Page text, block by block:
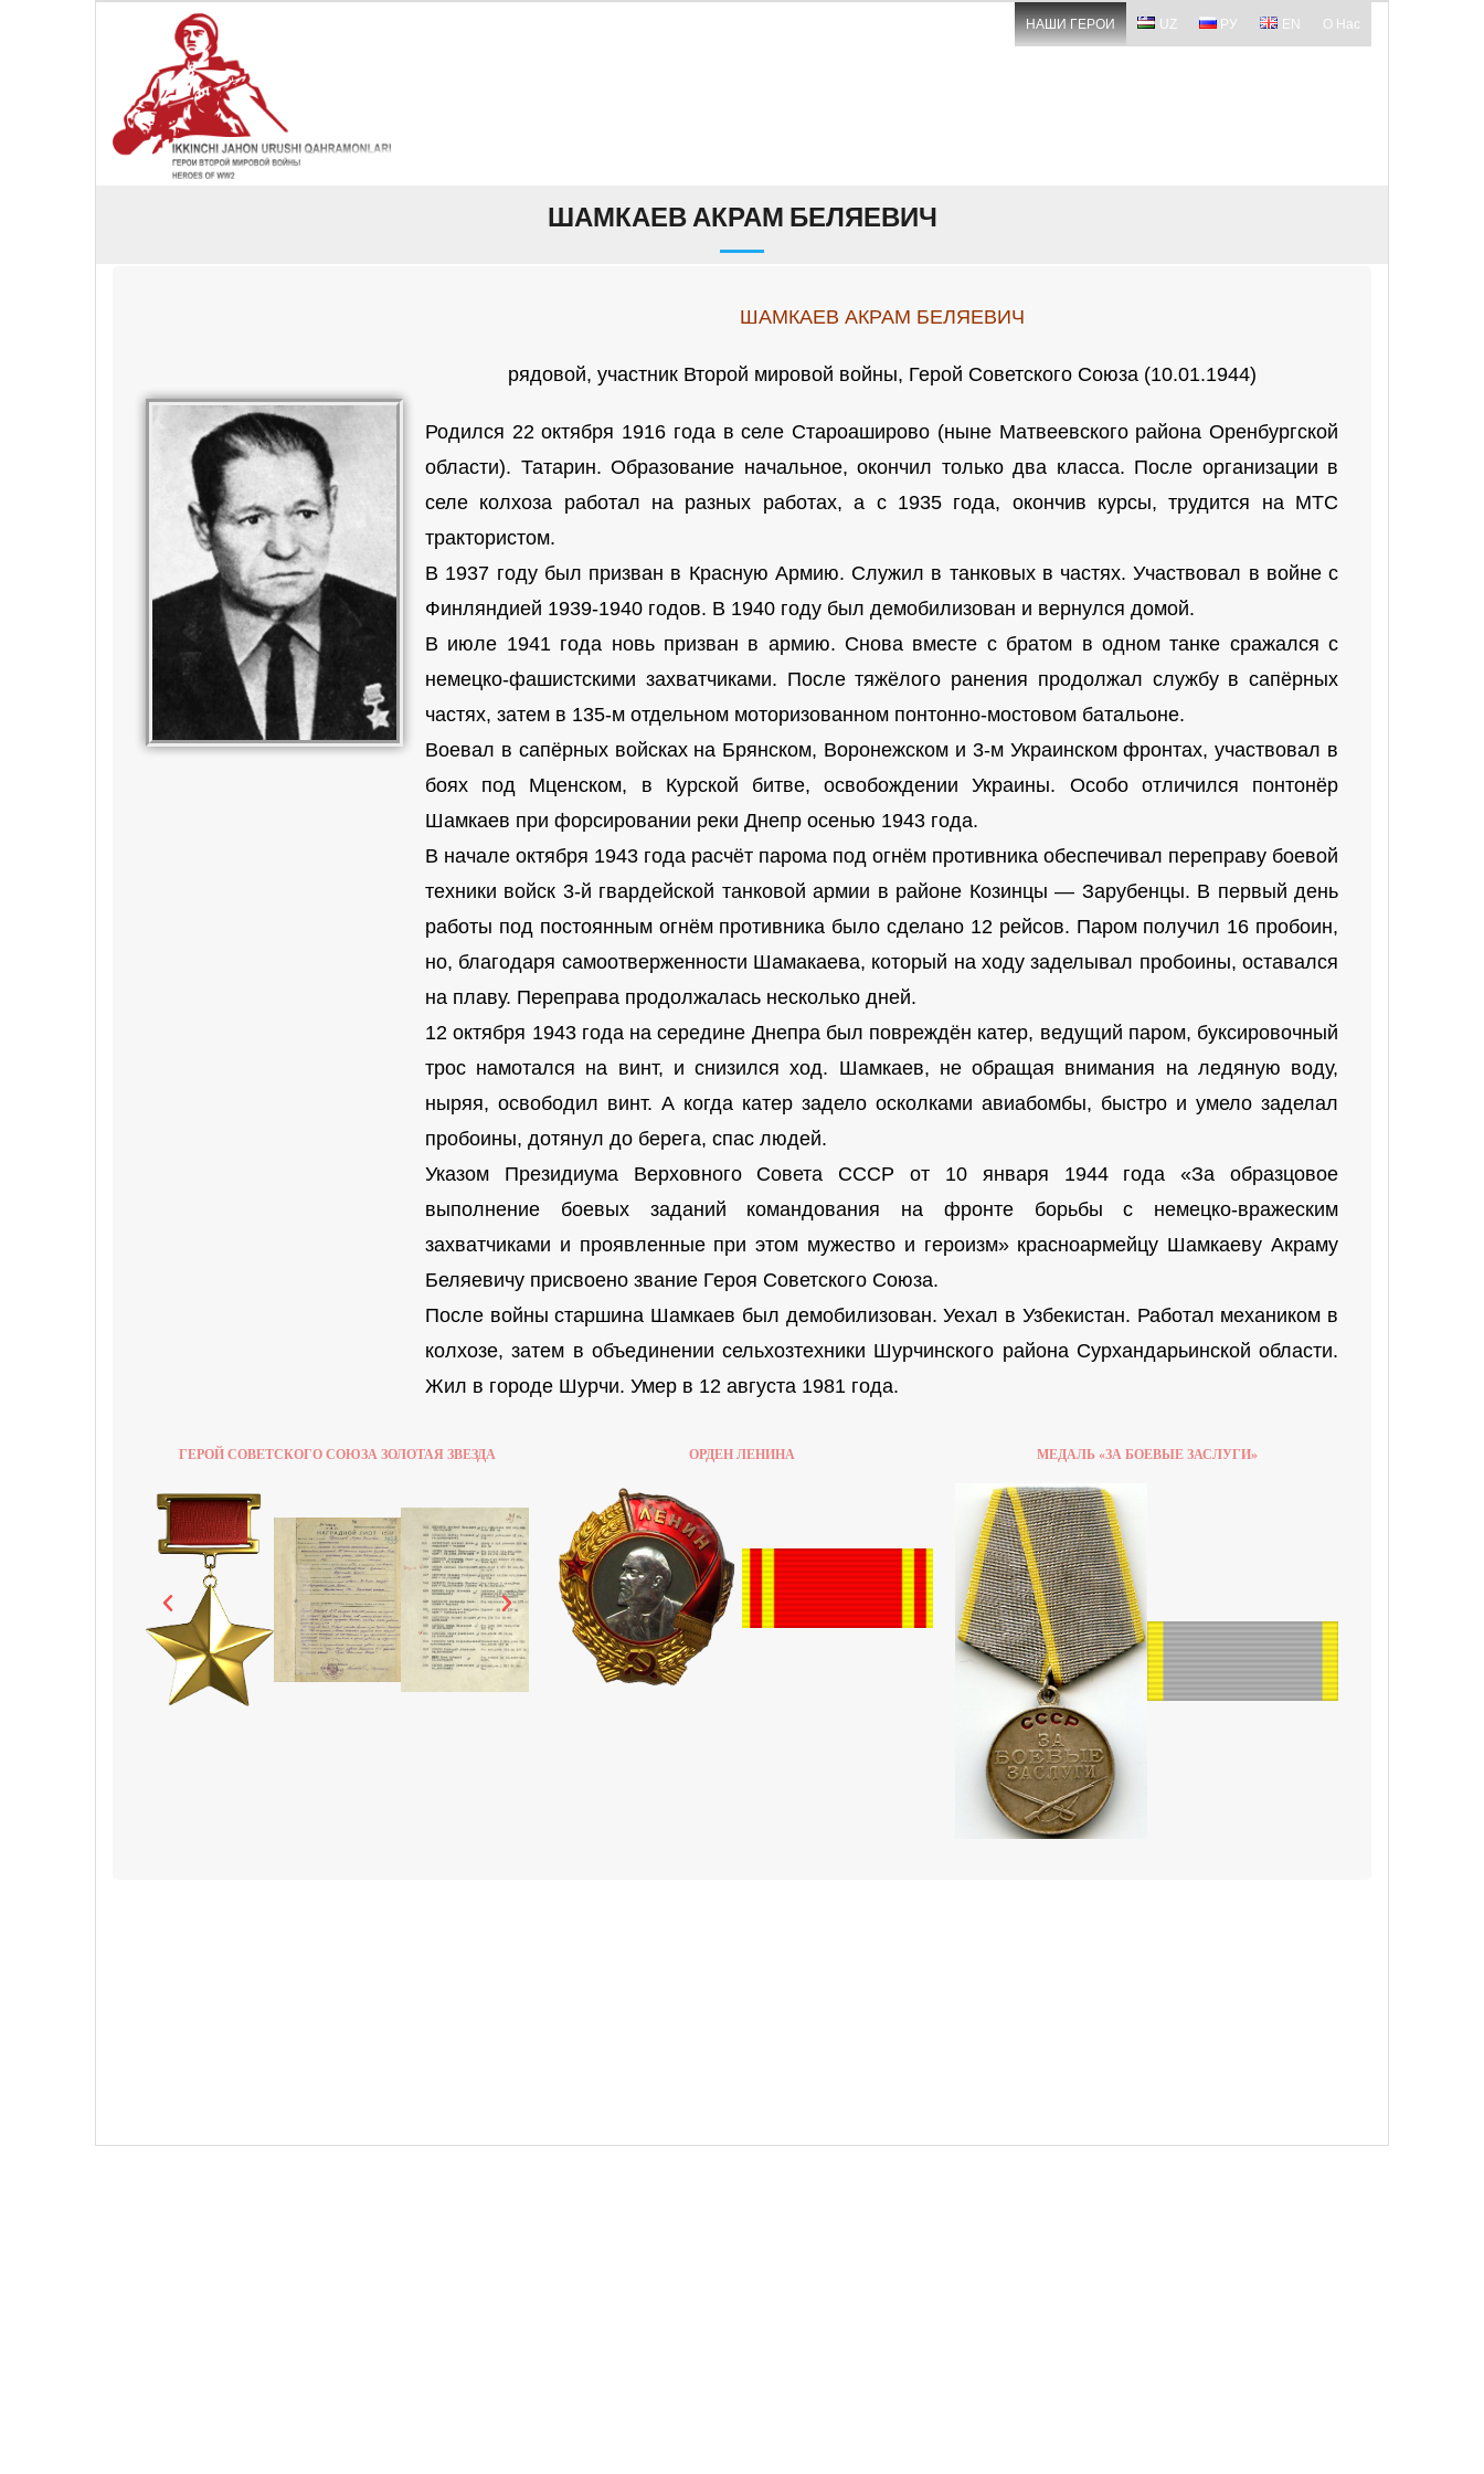
НАШИ ГЕРОИ UZ РУ EN О Нас
ШАМКАЕВ АКРАМ БЕЛЯЕВИЧ
ШАМКАЕВ АКРАМ БЕЛЯЕВИЧ
рядовой, участник Второй мировой войны, Герой Советского Союза (10.01.1944)
Родился 22 октября 1916 года в селе Староаширово (ныне Матвеевского района Оренбургской
области). Татарин. Образование начальное, окончил только два класса. После организации в
селе колхоза работал на разных работах, а с 1935 года, окончив курсы, трудится на МТС
трактористом.
В 1937 году был призван в Красную Армию. Служил в танковых в частях. Участвовал в войне с
Финляндией 1939-1940 годов. В 1940 году был демобилизован и вернулся домой.
В июле 1941 года новь призван в армию. Снова вместе с братом в одном танке сражался с
немецко-фашистскими захватчиками. После тяжёлого ранения продолжал службу в сапёрных
частях, затем в 135-м отдельном моторизованном понтонно-мостовом батальоне.
Воевал в сапёрных войсках на Брянском, Воронежском и 3-м Украинском фронтах, участвовал в
боях под Мценском, в Курской битве, освобождении Украины. Особо отличился понтонёр
Шамкаев при форсировании реки Днепр осенью 1943 года.
В начале октября 1943 года расчёт парома под огнём противника обеспечивал переправу боевой
техники войск 3-й гвардейской танковой армии в районе Козинцы — Зарубенцы. В первый день
работы под постоянным огнём противника было сделано 12 рейсов. Паром получил 16 пробоин,
но, благодаря самоотверженности Шамакаева, который на ходу заделывал пробоины, оставался
на плаву. Переправа продолжалась несколько дней.
12 октября 1943 года на середине Днепра был повреждён катер, ведущий паром, буксировочный
трос намотался на винт, и снизился ход. Шамкаев, не обращая внимания на ледяную воду,
ныряя, освободил винт. А когда катер задело осколками авиабомбы, быстро и умело заделал
пробоины, дотянул до берега, спас людей.
Указом Президиума Верховного Совета СССР от 10 января 1944 года «За образцовое
выполнение боевых заданий командования на фронте борьбы с немецко-вражеским
захватчиками и проявленные при этом мужество и героизм» красноармейцу Шамкаеву Акраму
Беляевичу присвоено звание Героя Советского Союза.
После войны старшина Шамкаев был демобилизован. Уехал в Узбекистан. Работал механиком в
колхозе, затем в объединении сельхозтехники Шурчинского района Сурхандарьинской области.
Жил в городе Шурчи. Умер в 12 августа 1981 года.
ГЕРОЙ СОВЕТСКОГО СОЮЗА ЗОЛОТАЯ ЗВЕЗДА ОРДЕН ЛЕНИНА МЕДАЛЬ «ЗА БОЕВЫЕ ЗАСЛУГИ»